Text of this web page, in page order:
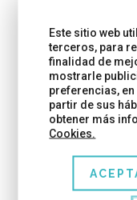
relacionarse
entorno natural.
Este sitio web
terceros, para
finalidad de
mostrarle
preferencias,
partir de sus
obtener más
Cookies.